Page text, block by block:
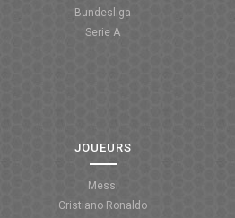
COUPE DE FRANCE
Bundesliga
Serie A
JOUEURS
Messi
Cristiano Ronaldo